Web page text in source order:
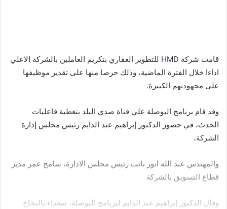
قامت شركة HMD للتطوير العقاري بتكريم العاملين بالشركة الاعلي
اداءا خلال الفترة الماضية، وذلك حرصا منها على تقدير موظيفها
على مجهودتهم الكبيرة.
وقد قام برنامج البوصلة علي قناة صدي البلد بتغطية فاعليات
الحدث، في حضور الدكتور إبراهيم عبد الدايم رئيس مجلس إدارة
الشركة،
والمهندس عبد الله انور نائب رئيس مجلس الادارة، سامح عمر مدير
قطاع التسويق بالشركة
وقال الدكتور إبراهيم عبد الدايم لبرنامج البوصلة، سعداء بالنجاح